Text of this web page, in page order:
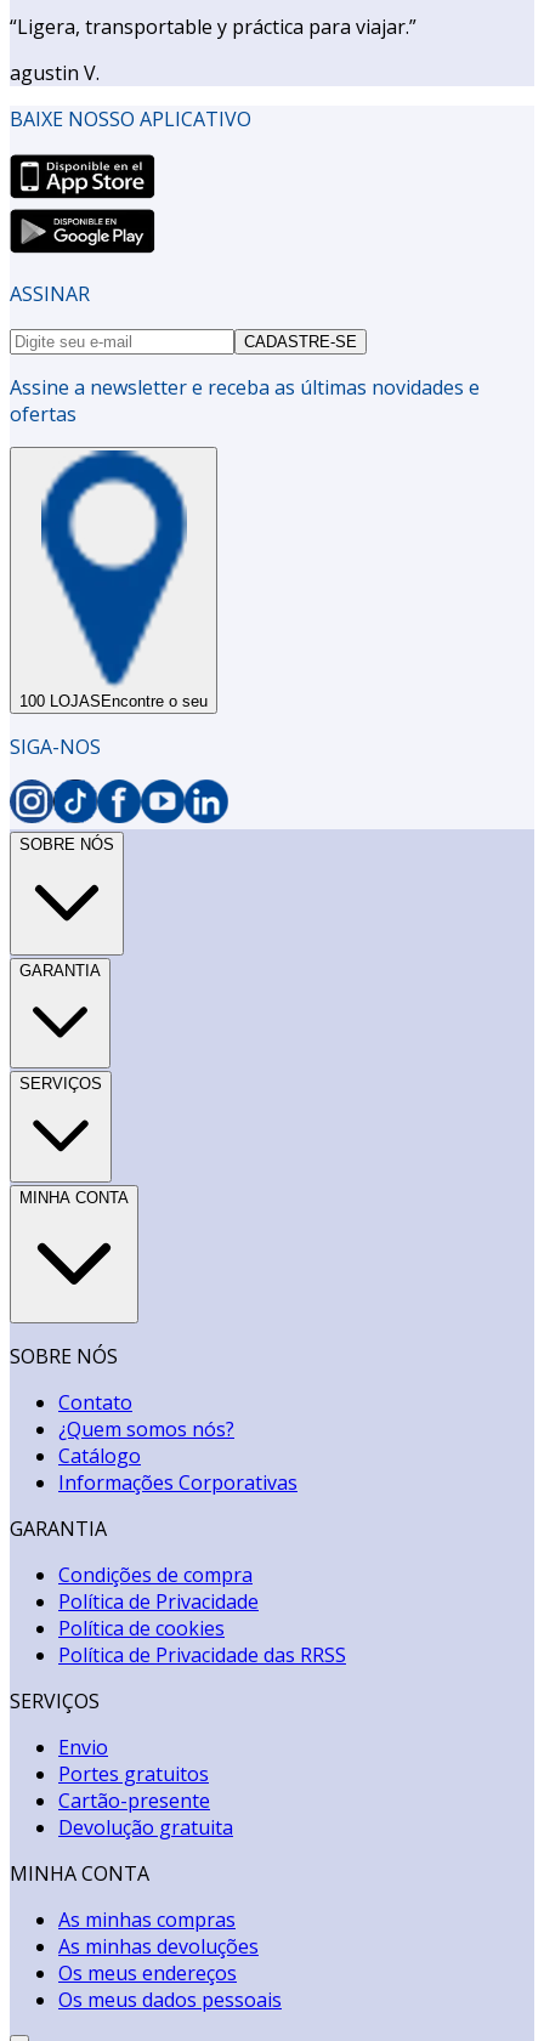
“Ligera, transportable y práctica para viajar.”
agustin V.
BAIXE NOSSO APLICATIVO
ASSINAR
CADASTRE-SE
Assine a newsletter e receba as últimas novidades e
ofertas
100 LOJAS Encontre o seu
SIGA-NOS
SOBRE NÓS
GARANTIA
SERVIÇOS
MINHA CONTA
SOBRE NÓS
Contato
¿Quem somos nós?
Catálogo
Informações Corporativas
GARANTIA
Condições de compra
Política de Privacidade
Política de cookies
Política de Privacidade das RRSS
SERVIÇOS
Envio
Portes gratuitos
Cartão-presente
Devolução gratuita
MINHA CONTA
As minhas compras
As minhas devoluções
Os meus endereços
Os meus dados pessoais